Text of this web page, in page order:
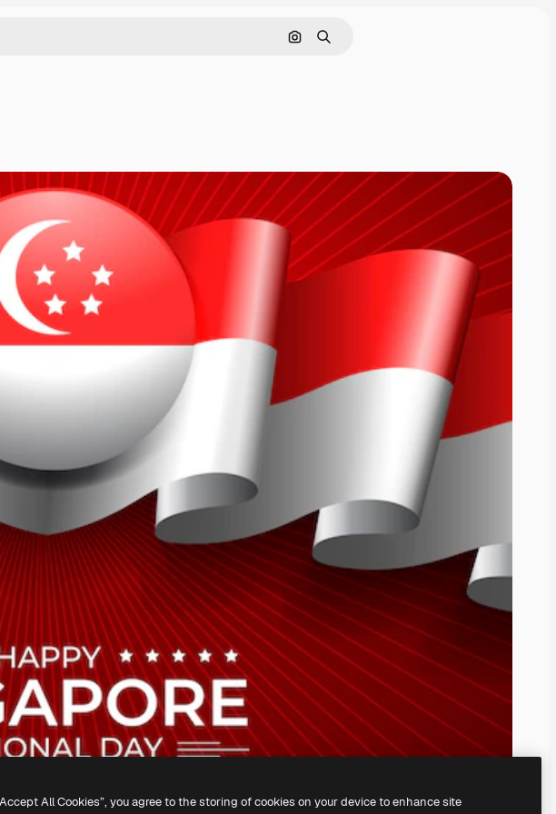
Nach Bild suchen
Suchen
All Cookies”, you agree to the storing of cookies on your device to enhance site